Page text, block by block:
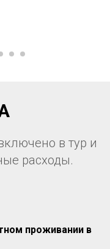
в тур и
расходы.
проживании в